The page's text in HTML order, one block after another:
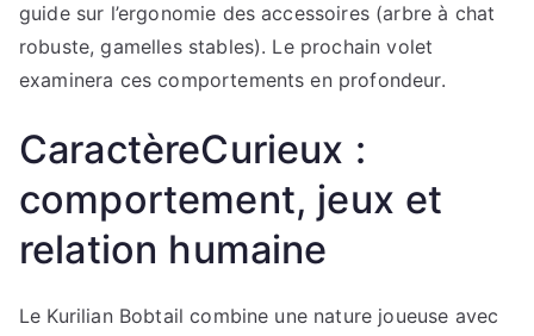
guide sur l’ergonomie des accessoires (arbre à chat
robuste, gamelles stables). Le prochain volet
examinera ces comportements en profondeur.
CaractèreCurieux :
comportement, jeux et
relation humaine
Le Kurilian Bobtail combine une nature joueuse avec